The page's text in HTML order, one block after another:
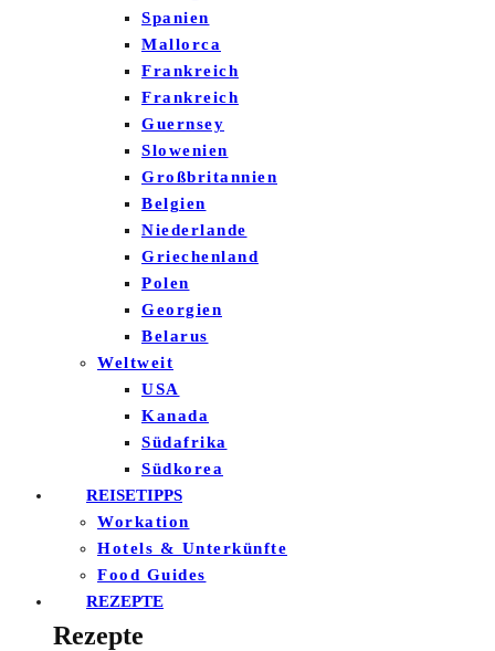
Spanien
Mallorca
Frankreich
Frankreich
Guernsey
Slowenien
Großbritannien
Belgien
Niederlande
Griechenland
Polen
Georgien
Belarus
Weltweit
USA
Kanada
Südafrika
Südkorea
REISETIPPS
Workation
Hotels & Unterkünfte
Food Guides
REZEPTE
Rezepte